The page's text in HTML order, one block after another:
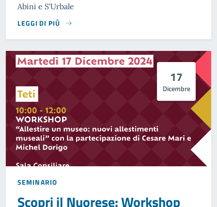
Abini e S'Urbale
LEGGI DI PIÙ
17
Dicembre
SEMINARIO
Scopri il Nuorese: Workshop